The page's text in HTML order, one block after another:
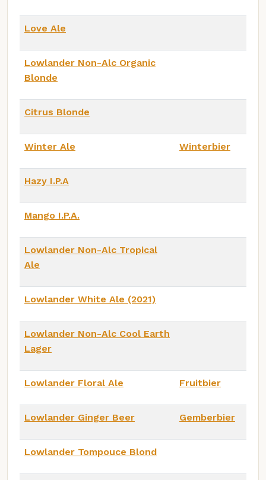
Love Ale
Lowlander Non-Alc Organic
Blonde
Citrus Blonde
Winter Ale Winterbier
Hazy I.P.A
Mango I.P.A.
Lowlander Non-Alc Tropical
Ale
Lowlander White Ale (2021)
Lowlander Non-Alc Cool Earth
Lager
Lowlander Floral Ale Fruitbier
Lowlander Ginger Beer Gemberbier
Lowlander Tompouce Blond